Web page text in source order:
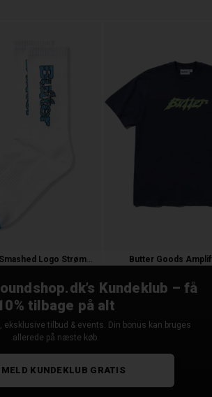
Butter Goods Smashed Logo Strømpe
Butter Goods
Kundeklub – få
tilbage på alt
eksklusive tilbud & events. Din bonus kan bruges
allerede på næste køb.
KUNDEKLUB GRATIS